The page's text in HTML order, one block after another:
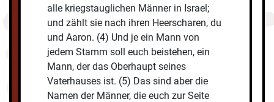
alle kriegstauglichen Männer in Israel;
und zählt sie nach ihren Heerscharen, du
und Aaron. (4) Und je ein Mann von
jedem Stamm soll euch beistehen, ein
Mann, der das Oberhaupt seines
Vaterhauses ist. (5) Das sind aber die
Namen der Männer, die euch zur Seite